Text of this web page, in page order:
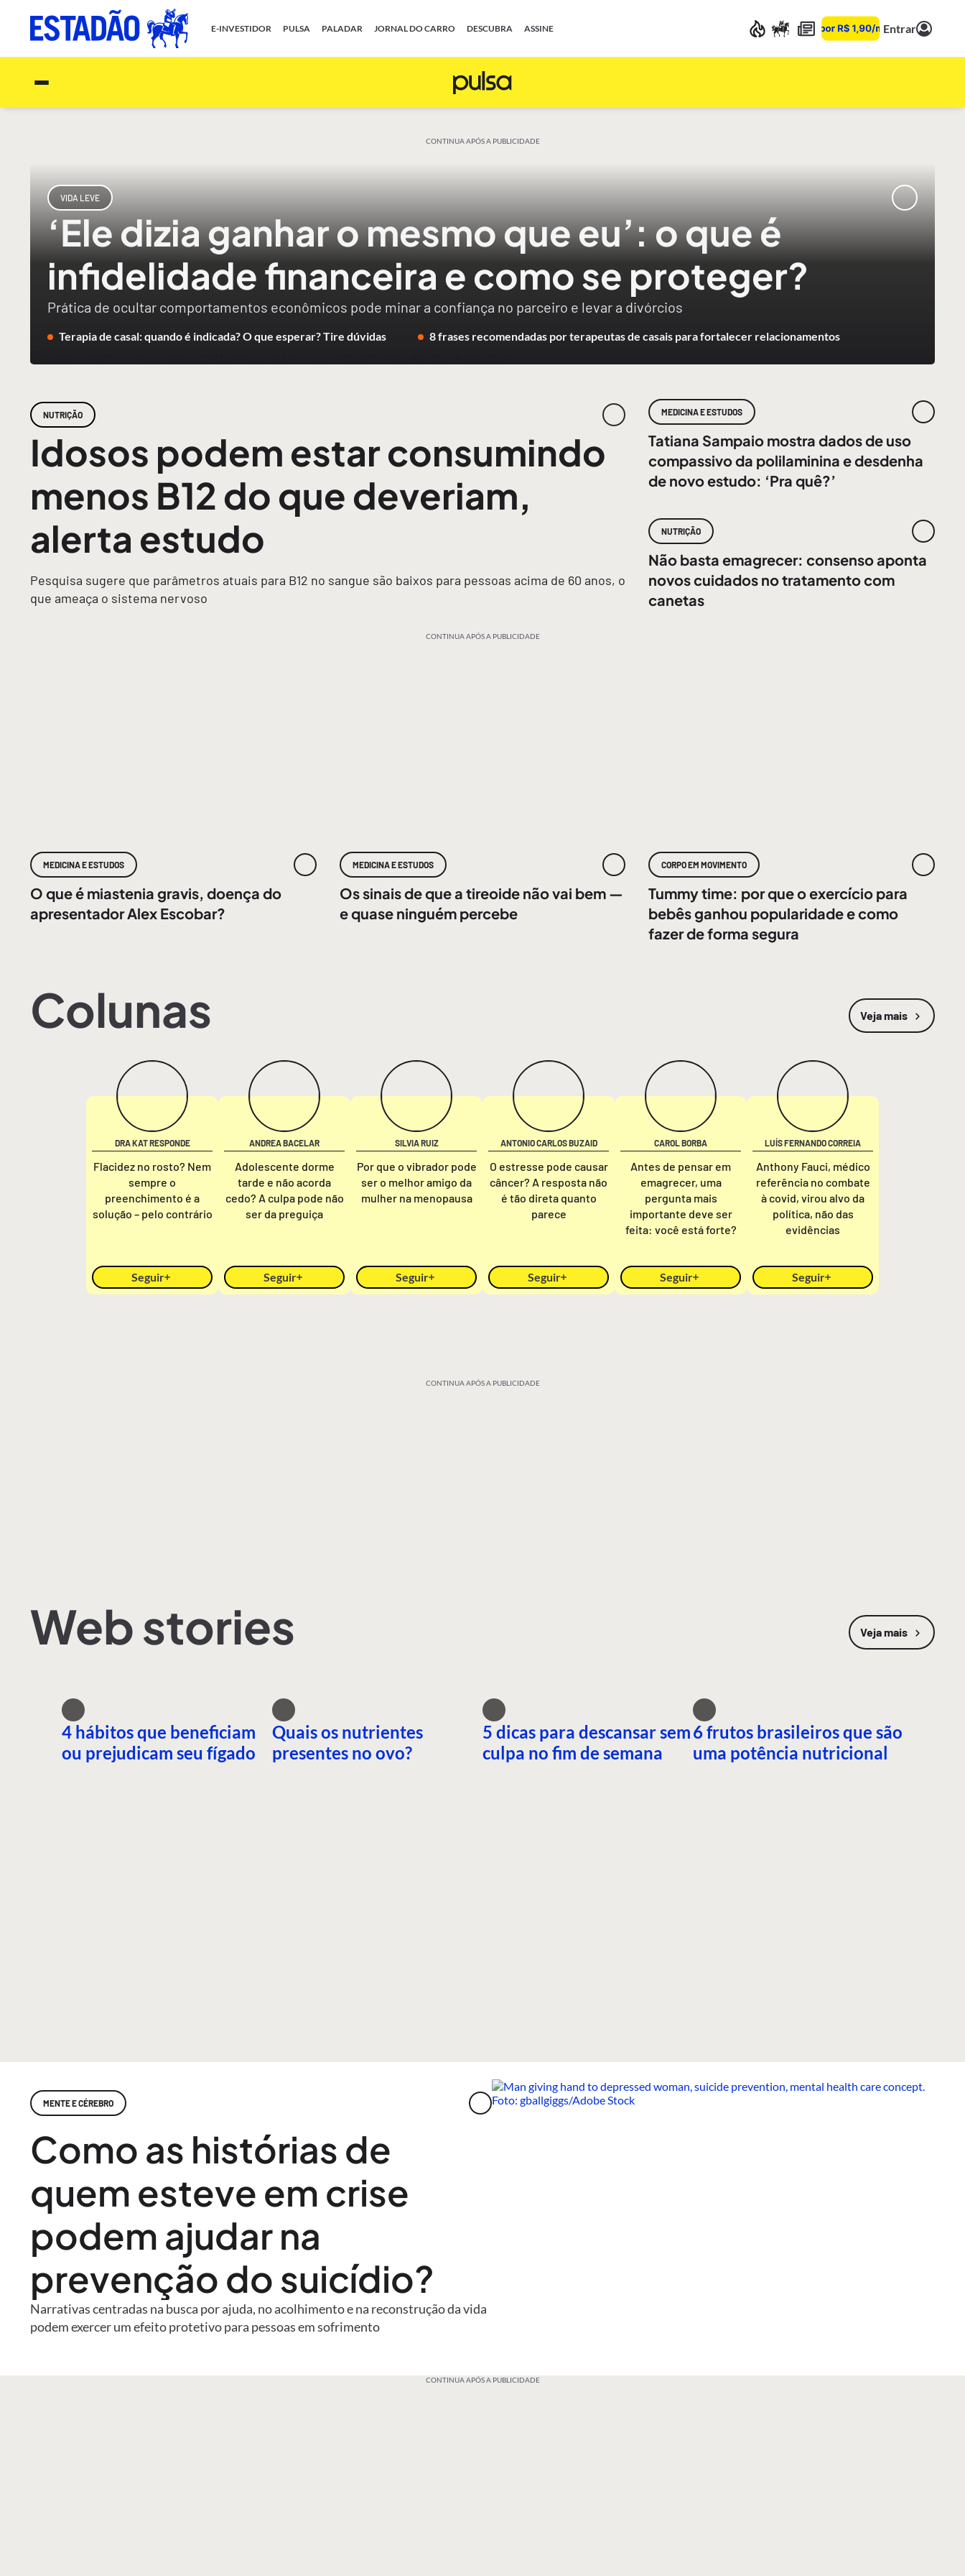
E-INVESTIDOR PULSA PALADAR JORNAL DO CARRO DESCUBRA ASSINE Entrar
CONTINUA APÓS A PUBLICIDADE
VIDA LEVE
‘Ele dizia ganhar o mesmo que eu’: o que é
infidelidade financeira e como se proteger?
Prática de ocultar comportamentos econômicos pode minar a confiança no parceiro e levar a divórcios
Terapia de casal: quando é indicada? O que esperar? Tire dúvidas 8 frases recomendadas por terapeutas de casais para fortalecer relacionamentos
NUTRIÇÃO
Idosos podem estar consumindo
menos B12 do que deveriam,
alerta estudo
Pesquisa sugere que parâmetros atuais para B12 no sangue são baixos para pessoas acima de 60 anos, o
que ameaça o sistema nervoso
MEDICINA E ESTUDOS
Tatiana Sampaio mostra dados de uso
compassivo da polilaminina e desdenha
de novo estudo: ‘Pra quê?’
NUTRIÇÃO
Não basta emagrecer: consenso aponta
novos cuidados no tratamento com
canetas
CONTINUA APÓS A PUBLICIDADE
MEDICINA E ESTUDOS
O que é miastenia gravis, doença do
apresentador Alex Escobar?
MEDICINA E ESTUDOS
Os sinais de que a tireoide não vai bem —
e quase ninguém percebe
CORPO EM MOVIMENTO
Tummy time: por que o exercício para
bebês ganhou popularidade e como
fazer de forma segura
Colunas Veja mais
DRA KAT RESPONDE
Flacidez no rosto? Nem
sempre o
preenchimento é a
solução – pelo contrário
Seguir
ANDREA BACELAR
Adolescente dorme
tarde e não acorda
cedo? A culpa pode não
ser da preguiça
Seguir
SILVIA RUIZ
Por que o vibrador pode
ser o melhor amigo da
mulher na menopausa
Seguir
ANTONIO CARLOS BUZAID
O estresse pode causar
câncer? A resposta não
é tão direta quanto
parece
Seguir
CAROL BORBA
Antes de pensar em
emagrecer, uma
pergunta mais
importante deve ser
feita: você está forte?
Seguir
LUÍS FERNANDO CORREIA
Anthony Fauci, médico
referência no combate
à covid, virou alvo da
política, não das
evidências
Seguir
CONTINUA APÓS A PUBLICIDADE
Web stories Veja mais
4 hábitos que beneficiam
ou prejudicam seu fígado
Quais os nutrientes
presentes no ovo?
5 dicas para descansar sem
culpa no fim de semana
6 frutos brasileiros que são
uma potência nutricional
MENTE E CÉREBRO
Como as histórias de
quem esteve em crise
podem ajudar na
prevenção do suicídio?
Narrativas centradas na busca por ajuda, no acolhimento e na reconstrução da vida
podem exercer um efeito protetivo para pessoas em sofrimento
CONTINUA APÓS A PUBLICIDADE